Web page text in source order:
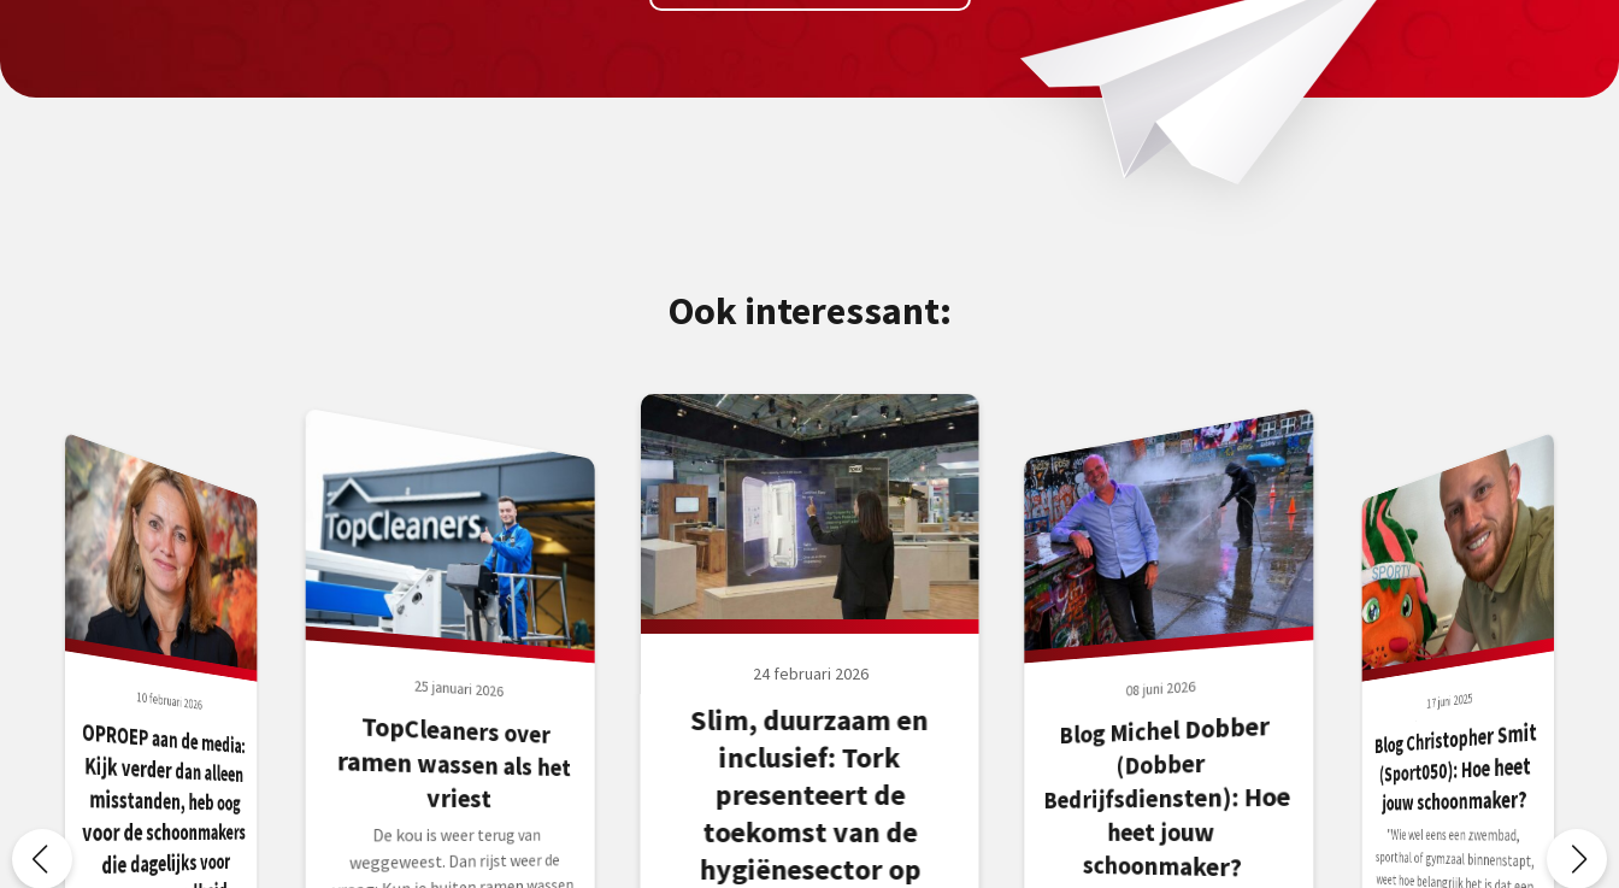
Ook interessant:
10 februari 2026
OPROEP aan de media:
Kijk verder dan alleen
misstanden, heb oog
voor de schoonmakers
die dagelijks voor
25 januari 2026
TopCleaners over
ramen wassen als het
vriest
De kou is weer terug van
weggeweest. Dan rijst weer de
24 februari 2026
Slim, duurzaam en
inclusief: Tork
presenteert de
toekomst van de
hygiënesector op
08 juni 2026
Blog Michel Dobber
(Dobber
Bedrijfsdiensten): Hoe
heet jouw
schoonmaker?
17 juni 2025
Blog Christopher Smit
(Sport050): Hoe heet
jouw schoonmaker?
"Wie wel eens een zwembad,
sporthal of gymzaal binnenstapt,
weet hoe belangrijk het is dat een
sportlocatie schoon en veilig
aanvoelt. Dat lijkt
vanzelfsprekend, maar daarachter